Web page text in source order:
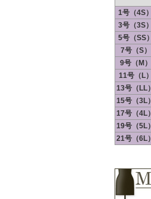
1号（4S）
3号（3S）
5号（SS）
7号（S）
9号（M）
11号（L）
13号（LL）
15号（3L）
17号（4L）
19号（5L）
21号（6L）